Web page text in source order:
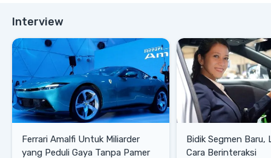
Interview
Ferrari Amalfi Untuk Miliarder
yang Peduli Gaya Tanpa Pamer
Bidik Segmen Baru,
Cara Berinteraksi